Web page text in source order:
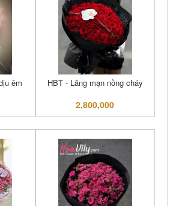
êm HBT - Lãng mạn nồng cháy
2,800,000